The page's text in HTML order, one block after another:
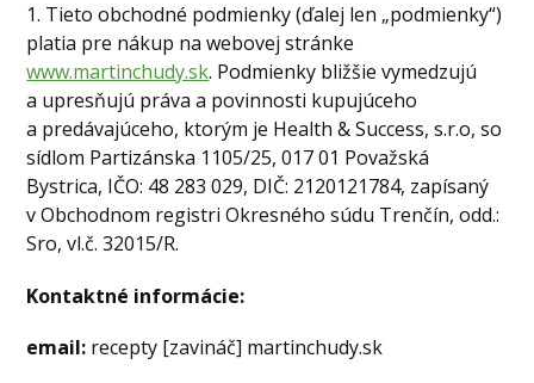
1. Tieto obchodné podmienky (ďalej len „podmienky“)
platia pre nákup na webovej stránke
www.martinchudy.sk. Podmienky bližšie vymedzujú
a upresňujú práva a povinnosti kupujúceho
a predávajúceho, ktorým je Health & Success, s.r.o, so
sídlom Partizánska 1105/25, 017 01 Považská
Bystrica, IČO: 48 283 029, DIČ: 2120121784, zapísaný
v Obchodnom registri Okresného súdu Trenčín, odd.:
Sro, vl.č. 32015/R.
Kontaktné informácie:
email: recepty [zavináč] martinchudy.sk